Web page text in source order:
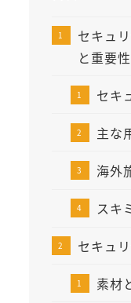
セキュ
と重要性
セキ
主な
海外
スキ
セキュ
素材